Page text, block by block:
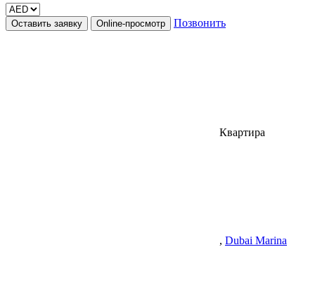
Оставить заявку Online-просмотр Позвонить
Квартира
, Dubai Marina